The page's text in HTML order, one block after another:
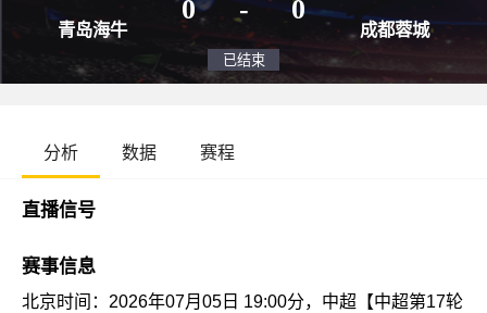
青岛海牛
0
成都
分析 数据 赛程
直播信号
赛事信息
北京时间：2026年07月05日 19:00分，中超【中超第17轮